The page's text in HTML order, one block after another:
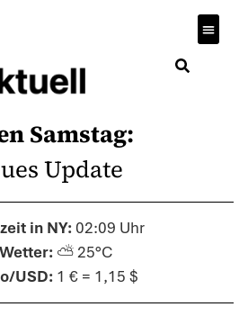
Samstag:
Update
02:09 Uhr
⛅ 25°C
1 € = 1,15 $